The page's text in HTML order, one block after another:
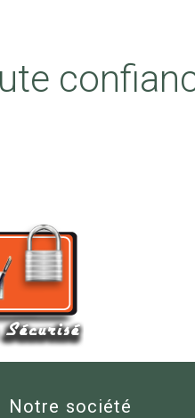
Notre société